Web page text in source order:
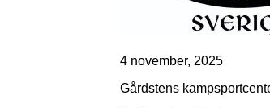
4 november, 2025
Gårdstens